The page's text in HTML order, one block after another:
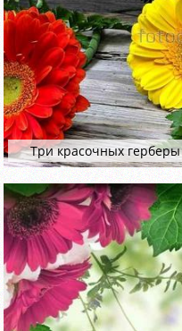
Три красочных герберы